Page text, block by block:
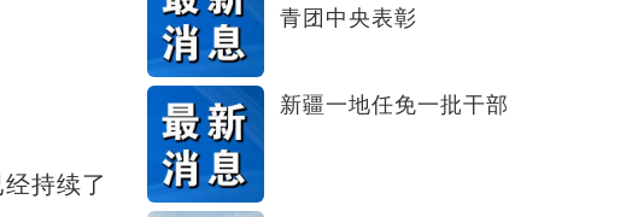
持续了
青团中央表彰
新疆一地任免一批干部